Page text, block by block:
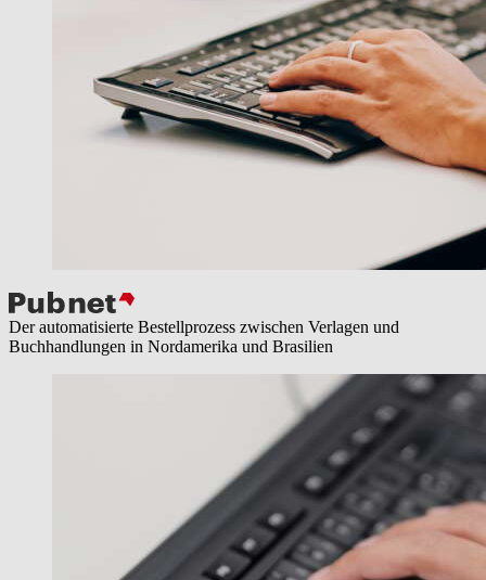
Der automatisierte Bestellprozess zwischen Verlagen und
Buchhandlungen in Nordamerika und Brasilien